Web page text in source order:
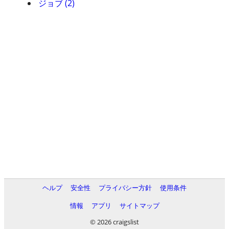
ジョブ (2)
ヘルプ 安全性 プライバシー方針
使用条件
情報
アプリ
サイトマップ
© 2026 craigslist